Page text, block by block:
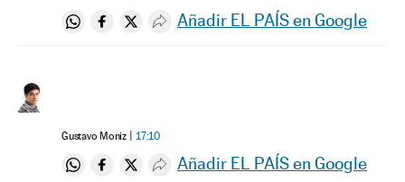
Compartir en Whatsapp
Compartir en Facebook
Compartir en Twitter
Desplegar Redes Sociales
Añadir EL PAÍS en Google
Gustavo Moniz 17:10
Compartir en Whatsapp
Compartir en Facebook
Compartir en Twitter
Desplegar Redes Sociales
Añadir EL PAÍS en Google